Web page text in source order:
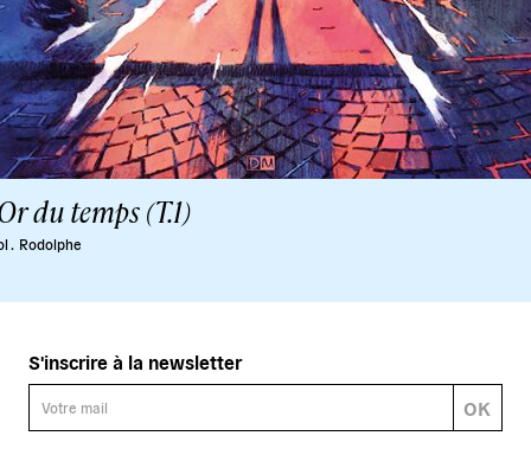
du temps (T.1)
. Rodolphe
S'inscrire à la newsletter
OK